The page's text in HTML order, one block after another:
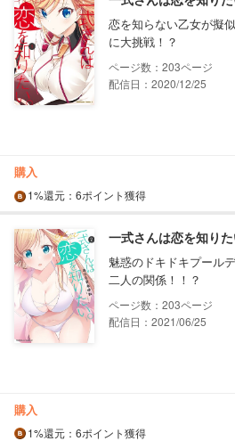
恋を知らない乙女が擬
に大挑戦！？
203
配信日：2020/12/25
購入
1%還元 ：6ポイント獲得
一式さんは恋を知りた
魅惑のドキドキプール
二人の関係！！？
203
配信日：2021/06/25
購入
1%還元 ：6ポイント獲得